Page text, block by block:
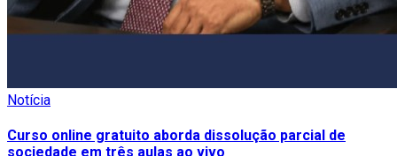
Notícia
Curso online gratuito aborda dissolução parcial de
sociedade em três aulas ao vivo